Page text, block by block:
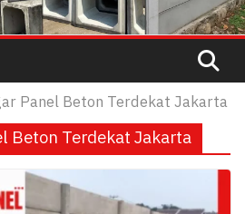
Panel Beton Terdekat Jakarta
Beton Terdekat Jakarta